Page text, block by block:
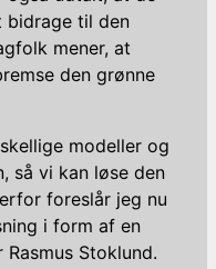
til den
mener, at
den grønne
modeller og
så vi kan løse den
foreslår jeg nu
i form af en
Stoklund.